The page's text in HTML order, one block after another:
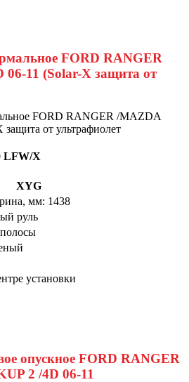
FORD RANGER
11 (Solar-X защита от
LFW/X
XYG
мм: 1438
руль
установки
опускное FORD RANGER
2 /4D 06-11